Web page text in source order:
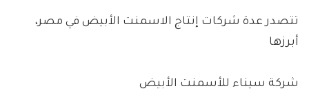
تتصدر عدة شركات إنتاج الاسمنت الأبيض في مصر،
أبرزها
شركة سيناء للأسمنت الأبيض